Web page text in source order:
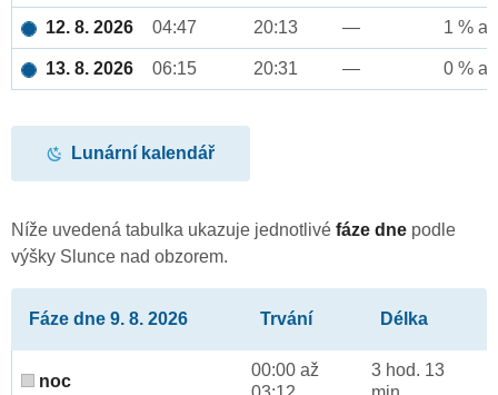
12. 8. 2026 04:47 20:13 — 1 %
13. 8. 2026 06:15 20:31 — 0 %
Lunární kalendář
Níže uvedená tabulka ukazuje jednotlivé fáze dne podle
výšky Slunce nad obzorem.
Fáze dne 9. 8. 2026 Trvání Délka
noc
00:00 až
3 hod. 13